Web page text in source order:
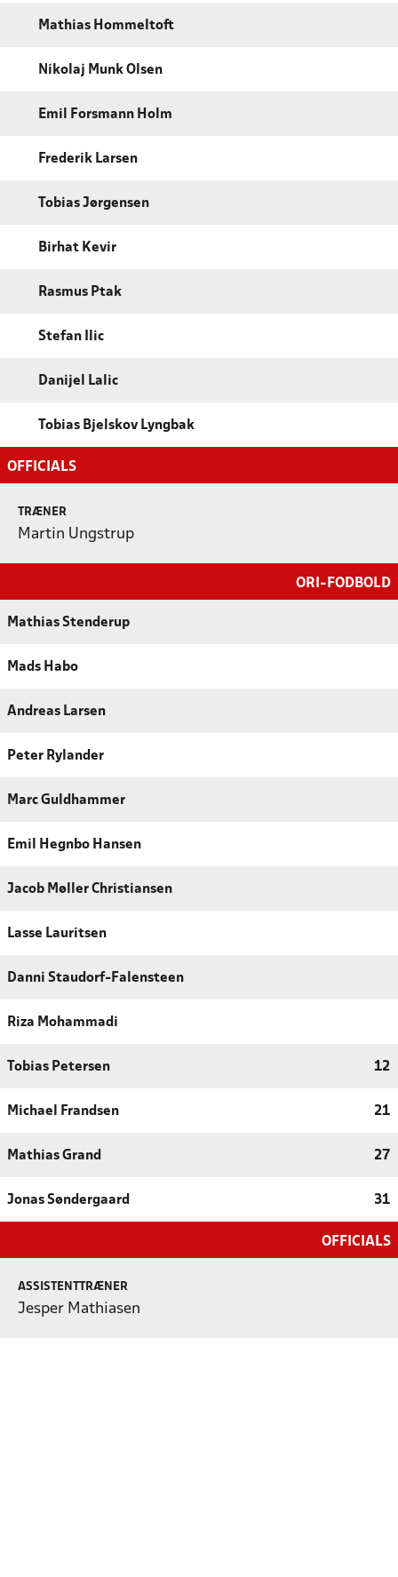
Mathias Hommeltoft
Nikolaj Munk Olsen
Emil Forsmann Holm
Frederik Larsen
Tobias Jørgensen
Birhat Kevir
Rasmus Ptak
Stefan Ilic
Danijel Lalic
Tobias Bjelskov Lyngbak
OFFICIALS
TRÆNER
Martin Ungstrup
ORI-FODBOLD
Mathias Stenderup
Mads Habo
Andreas Larsen
Peter Rylander
Marc Guldhammer
Emil Hegnbo Hansen
Jacob Møller Christiansen
Lasse Lauritsen
Danni Staudorf-Falensteen
Riza Mohammadi
Tobias Petersen 12
Michael Frandsen 21
Mathias Grand 27
Jonas Søndergaard 31
OFFICIALS
ASSISTENTTRÆNER
Jesper Mathiasen